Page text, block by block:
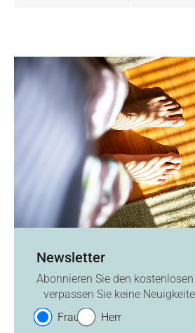
Newsletter
Abonnieren Sie den
verpassen Sie keine
Frau
Herr